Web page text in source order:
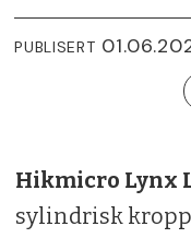
PUBLISERT
Hikmicro Lynx
sylindrisk